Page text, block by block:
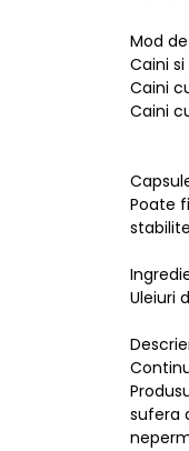
Mod
Caini
Caini
Caini
Poate
Uleiuri
sufera